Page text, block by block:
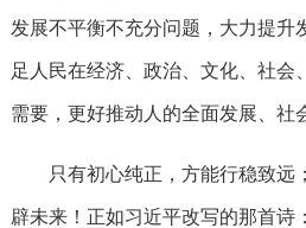
发展不平衡不充分问题，大力提升
足人民在经济、政治、文化、社会
需要，更好推动人的全面发展、社
只有初心纯正，方能行稳致远
辟未来！正如习近平改写的那首诗